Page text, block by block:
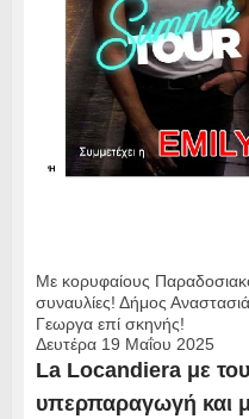
Με κορυφαίους
συναυλίες! Δήμος
Γεωργα επί σκηνής!
Δευτέρα 19 Μαΐου 2025
La Locandiera με
υπερπαραγωγή και